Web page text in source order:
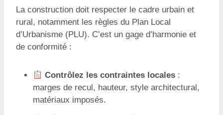
La construction doit respecter le cadre urbain et
rural, notamment les règles du Plan Local
d’Urbanisme (PLU). C’est un gage d’harmonie et
de conformité :
Contrôlez les contraintes locales :
marges de recul, hauteur, style architectural,
matériaux imposés.